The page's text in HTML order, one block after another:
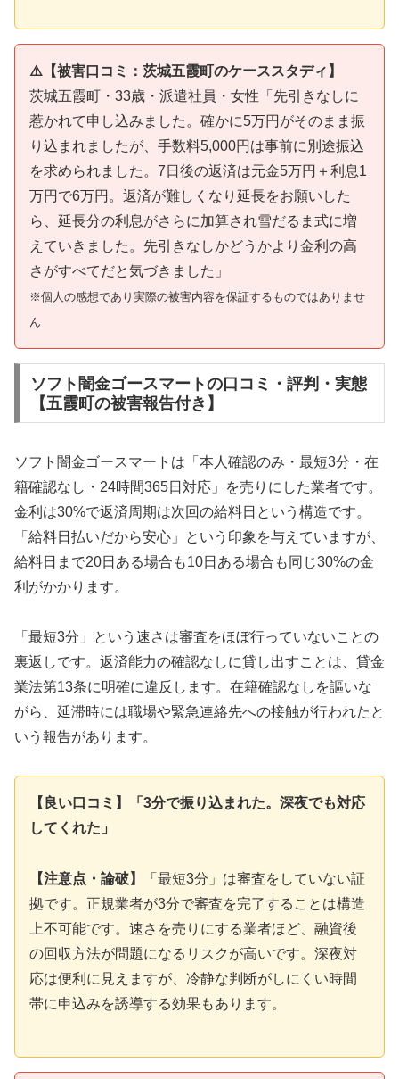
⚠️【被害口コミ：茨城五霞町のケーススタディ】
茨城五霞町・33歳・派遣社員・女性「先引きなしに
惹かれて申し込みました。確かに5万円がそのまま振
り込まれましたが、手数料5,000円は事前に別途振込
を求められました。7日後の返済は元金5万円＋利息1
万円で6万円。返済が難しくなり延長をお願いした
ら、延長分の利息がさらに加算され雪だるま式に増
えていきました。先引きなしかどうかより金利の高
さがすべてだと気づきました」
※個人の感想であり実際の被害内容を保証するものではありませ
ん
ソフト闇金ゴースマートの口コミ・評判・実態
【五霞町の被害報告付き】
ソフト闇金ゴースマートは「本人確認のみ・最短3分・在
籍確認なし・24時間365日対応」を売りにした業者です。
金利は30%で返済周期は次回の給料日という構造です。
「給料日払いだから安心」という印象を与えていますが、
給料日まで20日ある場合も10日ある場合も同じ30%の金
利がかかります。
「最短3分」という速さは審査をほぼ行っていないことの
裏返しです。返済能力の確認なしに貸し出すことは、貸金
業法第13条に明確に違反します。在籍確認なしを謳いな
がら、延滞時には職場や緊急連絡先への接触が行われたと
いう報告があります。
【良い口コミ】「3分で振り込まれた。深夜でも対応
してくれた」
【注意点・論破】
「最短3分」は審査をしていない証
拠です。正規業者が3分で審査を完了することは構造
上不可能です。速さを売りにする業者ほど、融資後
の回収方法が問題になるリスクが高いです。深夜対
応は便利に見えますが、冷静な判断がしにくい時間
帯に申込みを誘導する効果もあります。